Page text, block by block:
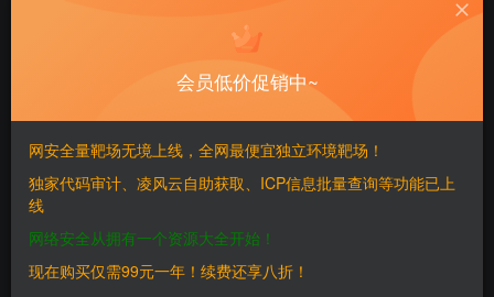
(/static/qingy/DzzOffice__=_2.02_RCE/img/1.png) ## 利用前
提 首先需要获取到authkey 这个可以通过爆破或者其他的方
式获取到具体的这个请看文章 我现在的环境的key为：
3090dfHwzmw9lsC3 在网上找了一下加密的脚本 ```php0)
&& substr($result, 10, 16) == substr(md5(substr($result,
26).$keyb), 0, 16)) {
return substr($result, 26);
} else {
return ”;
会员低价促销中~
网安全量靶场无境上线，全网最便宜独立环境靶场！
独家代码审计、凌风云自助获取、ICP信息批量查询等功能已上
线
网络安全从拥有一个资源大全开始！
现在购买仅需99元一年！续费还享八折！